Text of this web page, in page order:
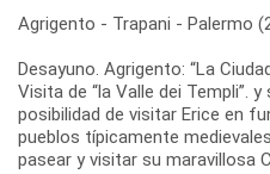
Agrigento - Trapani - Palermo
Desayuno. Agrigento: “La
Visita de “la Valle dei Templi”.
posibilidad de visitar Erice en
pueblos típicamente
pasear y visitar su maravillosa